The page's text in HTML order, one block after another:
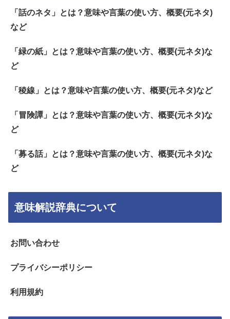
「話のネタ」とは？意味や言葉の使い方、概要(元ネタ)
など
「緑の紙」とは？意味や言葉の使い方、概要(元ネタ)な
ど
「稜線」とは？意味や言葉の使い方、概要(元ネタ)など
「冒険譚」とは？意味や言葉の使い方、概要(元ネタ)な
ど
「募る話」とは？意味や言葉の使い方、概要(元ネタ)な
ど
意味解説辞典について
お問い合わせ
プライバシーポリシー
利用規約